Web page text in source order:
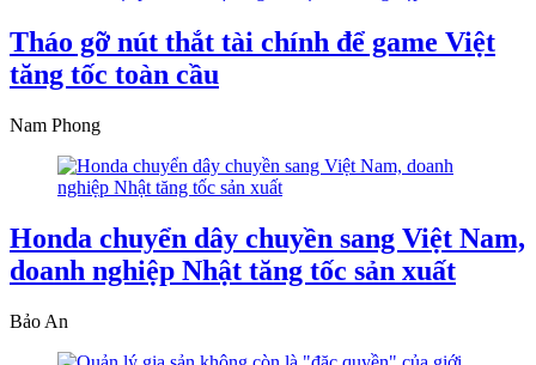
Tháo gỡ nút thắt tài chính để game Việt
tăng tốc toàn cầu
Nam Phong
Honda chuyển dây chuyền sang Việt Nam,
doanh nghiệp Nhật tăng tốc sản xuất
Bảo An